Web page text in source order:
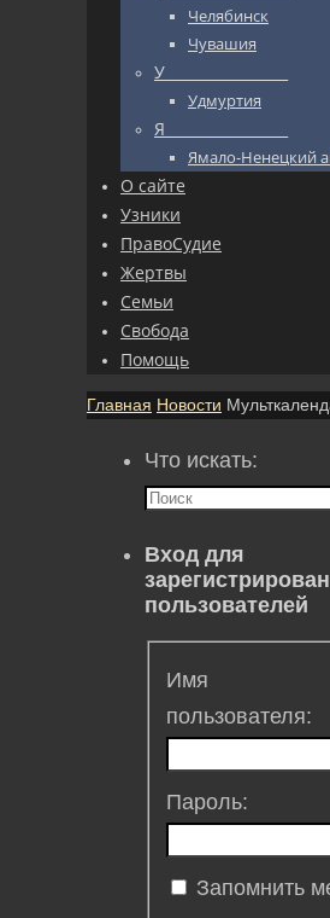
Челябинск
Чувашия
У_________________
Удмуртия
Я_________________
Ямало-Ненецкий
О сайте
Узники
ПравоСудие
Жертвы
Семьи
Свобода
Помощь
Главная Новости
Что искать:
Вход для
пользователей
Имя
пользователя:
Пароль:
Запомнить